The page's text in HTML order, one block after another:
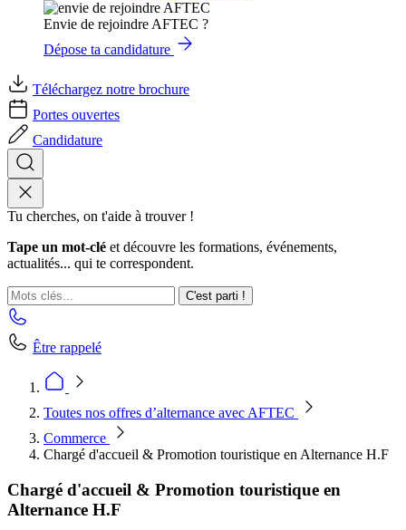
Envie de rejoindre AFTEC ?
Dépose ta candidature
Téléchargez notre brochure
Portes ouvertes
Candidature
Tu cherches, on t'aide à trouver !
Tape un mot-clé et découvre les formations, événements,
actualités... qui te correspondent.
C'est parti !
Être rappelé
Toutes nos offres d’alternance avec AFTEC
Commerce
Chargé d'accueil & Promotion touristique en Alternance H.F
Chargé d'accueil & Promotion touristique en
Alternance H.F